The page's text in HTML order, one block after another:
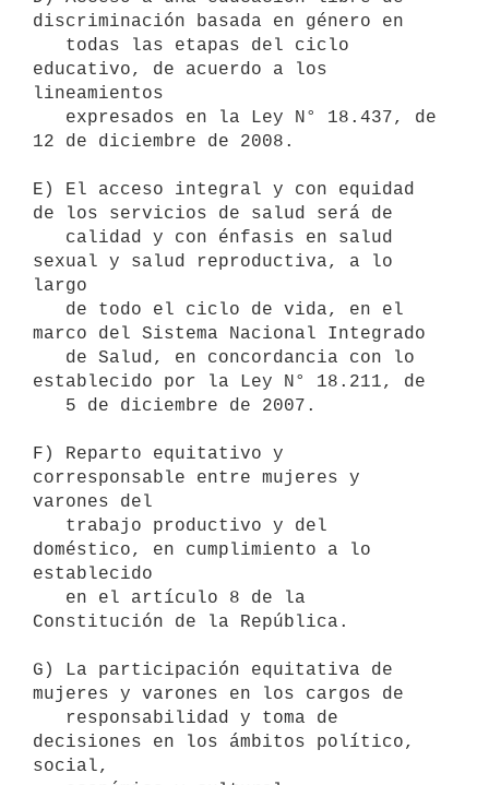
discriminación basada en género en
educativo, de acuerdo a los
lineamientos
12 de diciembre de 2008.
E) El acceso integral y con equidad
de los servicios de salud será de
sexual y salud reproductiva, a lo
largo
marco del Sistema Nacional Integrado
establecido por la Ley N° 18.211, de
F) Reparto equitativo y
corresponsable entre mujeres y
varones del
doméstico, en cumplimiento a lo
establecido
Constitución de la República.
G) La participación equitativa de
mujeres y varones en los cargos de
decisiones en los ámbitos político,
social,